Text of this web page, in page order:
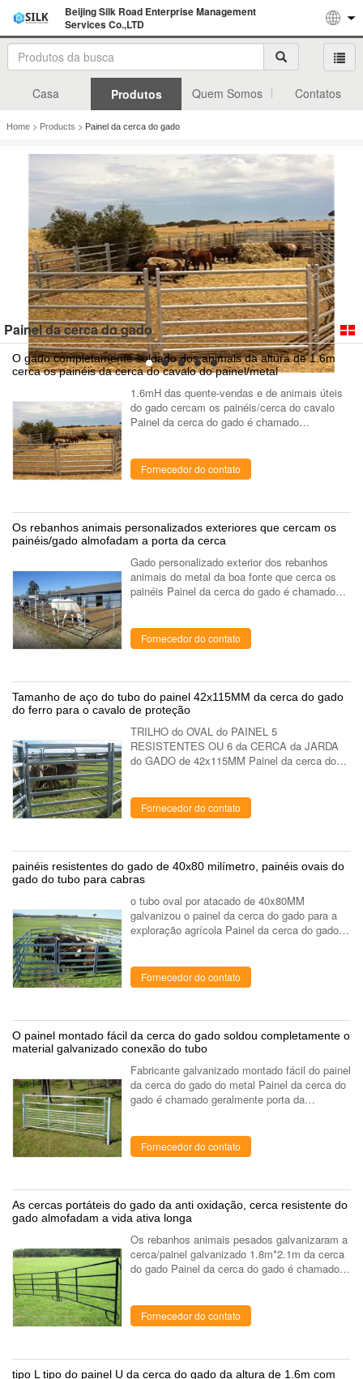
Beijing Silk Road Enterprise Management
Services Co.,LTD
Casa Produtos Quem Somos Contatos
Home > Products > Painel da cerca do gado
Painel da cerca do gado
O gado completamente soldado dos animais da altura de 1.6m
cerca os painéis da cerca do cavalo do painel/metal
1.6mH das quente-vendas e de animais úteis
do gado cercam os painéis/cerca do cavalo
Painel da cerca do gado é chamado
almofadam, ...
Fornecedor do contato
Os rebanhos animais personalizados exteriores que cercam os
painéis/gado almofadam a porta da cerca
Gado personalizado exterior dos rebanhos
animais do metal da boa fonte que cerca os
painéis Painel da cerca do gado é chamado
Fornecedor do contato
Tamanho de aço do tubo do painel 42x115MM da cerca do gado
do ferro para o cavalo de proteção
TRILHO do OVAL do PAINEL 5
RESISTENTES OU 6 da CERCA da JARDA
do GADO de 42x115MM Painel da cerca do
animais. Os painéis são ...
Fornecedor do contato
painéis resistentes do gado de 40x80 milímetro, painéis ovais do
gado do tubo para cabras
o tubo oval por atacado de 40x80MM
galvanizou o painel da cerca do gado para a
exploração agrícola Painel da cerca do gado
Os ...
Fornecedor do contato
O painel montado fácil da cerca do gado soldou completamente o
material galvanizado conexão do tubo
Fabricante galvanizado montado fácil do painel
da cerca do gado do metal Painel da cerca do
gado é chamado geralmente porta da
...
Fornecedor do contato
As cercas portáteis do gado da anti oxidação, cerca resistente do
gado almofadam a vida ativa longa
Os rebanhos animais pesados galvanizaram a
cerca/painel galvanizado 1.8m*2.1m da cerca
do gado Painel da cerca do gado é chamado
Fornecedor do contato
tipo L tipo do painel U da cerca do gado da altura de 1.6m com